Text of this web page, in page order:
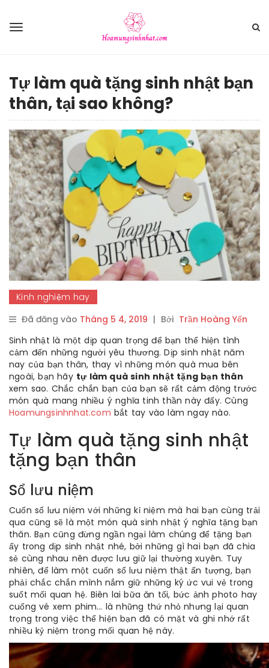
Tự làm quà tặng sinh nhật bạn
thân, tại sao không?
Kinh nghiệm hay
Đã đăng vào Tháng 5 4, 2019 | Bởi Trần Hoàng Yến
Sinh nhật là một dịp quan trọng để bạn thể hiện tình
cảm đến những người yêu thương. Dịp sinh nhật năm
nay của bạn thân, thay vì những món quà mua bên
ngoài, bạn hãy tự làm quà sinh nhật tặng bạn thân
xem sao. Chắc chắn bạn của bạn sẽ rất cảm động trước
món quà mang nhiều ý nghĩa tinh thần này đấy. Cùng
Hoamungsinhnhat.com bắt tay vào làm ngay nào.
Tự làm quà tặng sinh nhật
tặng bạn thân
Sổ lưu niệm
Cuốn sổ lưu niệm với những kỉ niệm mà hai bạn cùng trải
qua cũng sẽ là một món quà sinh nhật ý nghĩa tặng bạn
thân. Bạn cũng đừng ngần ngại làm chúng để tặng bạn
ấy trong dịp sinh nhật nhé, bởi những gì hai bạn đã chia
sẻ cùng nhau nên được lưu giữ lại thường xuyên. Tuy
nhiên, để làm một cuốn sổ lưu niệm thật ấn tượng, bạn
phải chắc chắn mình nắm giữ những ký ức vui vẻ trong
suốt mối quan hệ. Biên lai bữa ăn tối, bức ảnh photo hay
cuống vé xem phim… là những thứ nhỏ nhưng lại quan
trọng trong việc thể hiện bạn đã có mặt và ghi nhớ rất
nhiều kỷ niệm trong mối quan hệ này.